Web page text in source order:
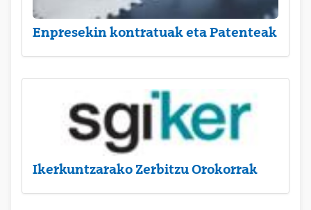
Enpresekin kontratuak eta Patenteak
Ikerkuntzarako Zerbitzu Orokorrak